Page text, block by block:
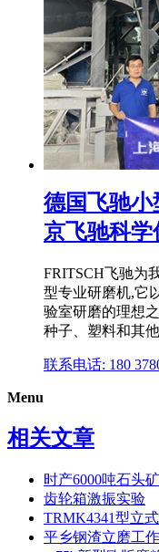
德国飞驰小
京飞驰科学
FRITSCH飞驰为
型专业研磨机,它
验室研磨的理想
种子、塑料和其
联系电话: 180
Menu
相关文章
时产6000吨石头
齿轮箱激振实验
TRMK4341型立
平乡钢渣立磨工